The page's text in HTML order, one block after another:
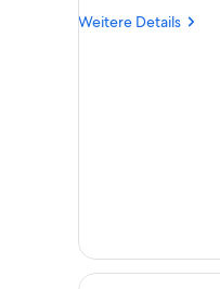
Weitere Details
Weitere